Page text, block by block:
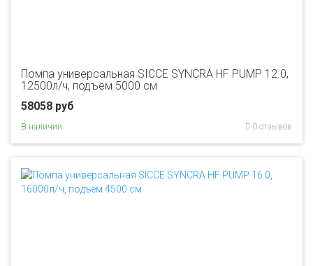
Помпа универсальная SICCE SYNCRA HF PUMP 12.0,
12500л/ч, подъем 5000 см
58058 руб
В наличии 0 отзывов